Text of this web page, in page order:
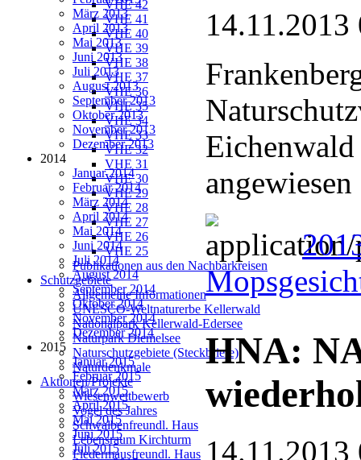
VHE 42
VHE 41
VHE 40
VHE 39
VHE 38
VHE 37
VHE 36
VHE 35
VHE 34
VHE 33
VHE 32
VHE 31
VHE 30
VHE 29
VHE 28
VHE 27
VHE 26
VHE 25
Publikationen aus den Nachbarkreisen
Schutzgebiete
Allgemeine Informationen
UNESCO-Weltnaturerbe Kellerwald
Nationalpark Kellerwald-Edersee
Naturpark Diemelsee
Naturschutzgebiete (Steckbriefe)
Naturdenkmale
Aktionen/Projekte
Wiesenwettbewerb
Vogel des Jahres
Schwalbenfreundl. Haus
Lebensraum Kirchturm
Fledermausfreundl. Haus
März 2013
April 2013
Mai 2013
Juni 2013
Juli 2013
August 2013
September 2013
Oktober 2013
November 2013
Dezember 2013
2014
Januar 2014
Februar 2014
März 2014
April 2014
Mai 2014
Juni 2014
Juli 2014
August 2014
September 2014
Oktober 2014
November 2014
Dezember 2014
2015
Januar 2015
Februar 2015
März 2015
April 2015
Mai 2015
Juni 2015
Juli 2015
14.11.2013
angewiesen
HNA:
14.11.2013